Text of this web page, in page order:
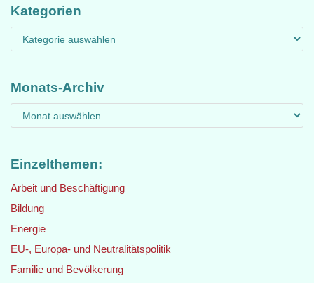
Kategorien
Monats-Archiv
Einzelthemen:
Arbeit und Beschäftigung
Bildung
Energie
EU-, Europa- und Neutralitätspolitik
Familie und Bevölkerung